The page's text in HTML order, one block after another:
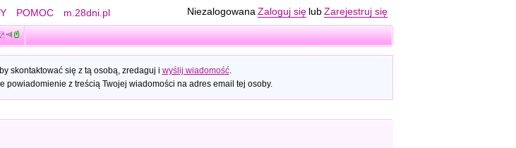
POMOC m.28dni.pl Niezalogowana Zaloguj się lub Zarejestruj się
skontaktować się z tą osobą, zredaguj i wyślij wiadomość.
powiadomienie z treścią Twojej wiadomości na adres email tej osoby.